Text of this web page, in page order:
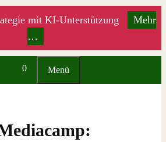
mit KI-Unterstützung
Mehr
…
0 Menü